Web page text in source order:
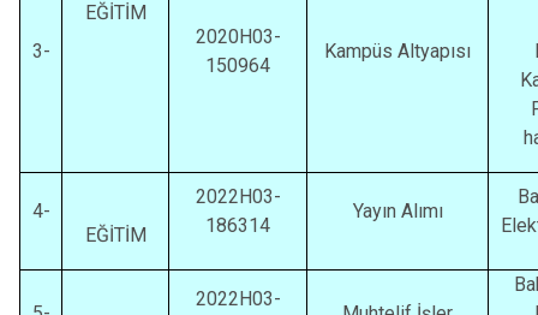
3-
EĞİTİM
2020H03-
150964
Kampüs Altyapısı
4-
EĞİTİM
2022H03-
186314
Yayın Alımı
2022H03-